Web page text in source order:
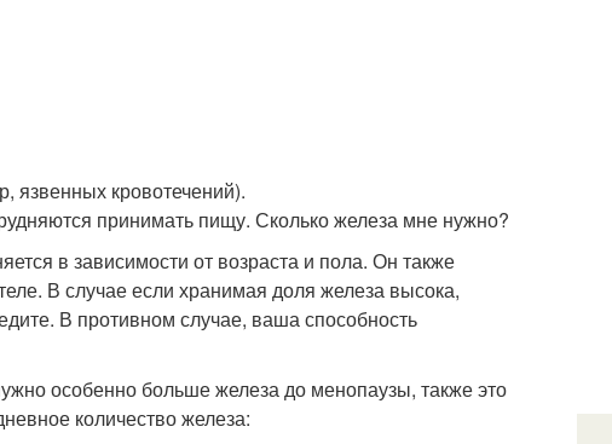
язвенных кровотечений).
принимать пищу. Сколько железа мне нужно?
в зависимости от возраста и пола. Он также
В случае если хранимая доля железа высока,
В противном случае, ваша способность
особенно больше железа до менопаузы, также это
количество железа: